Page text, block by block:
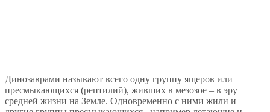
Динозаврами называют всего одну группу ящеров или
пресмыкающихся (рептилий), живших в мезозое – в эру
средней жизни на Земле. Одновременно с ними жили и